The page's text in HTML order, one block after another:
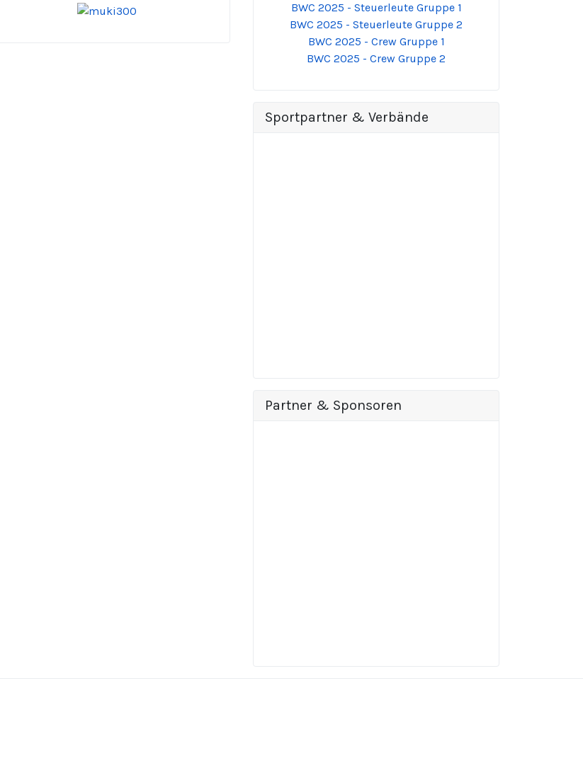
BWC 2025 - Steuerleute Gruppe 1
BWC 2025 - Steuerleute Gruppe 2
BWC 2025 - Crew Gruppe 1
BWC 2025 - Crew Gruppe 2
Sportpartner & Verbände
Partner & Sponsoren